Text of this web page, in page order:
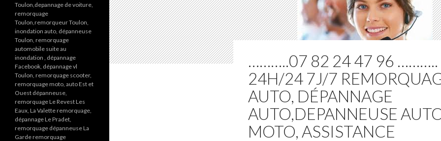
………..07 82 24 47 96 ………..
24H/24 7J/7
AUTO, DÉPANNAGE
AUTO,DEPANNEUSE
MOTO, ASSISTANCE
Toulon,depannage de voiture,
remorquage
Toulon,remorqueur Toulon,
inondation auto, dépanneuse
Toulon, remorquage
automobile suite au
inondation , dépannage
Facebook, dépannage vl
Toulon, remorquage scooter,
remorquage moto, auto Est et
Ouest dépanneuse,
remorquage Le Revest Les
Eaux, La Valette remorquage,
dépannage Le Pradet,
remorquage dépanneuse La
Garde remorquage